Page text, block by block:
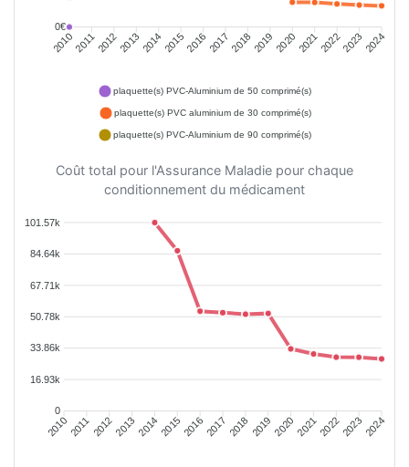
0€
201020112012201320142015201620172018201920202021202220232024
plaquette(s) PVC-Aluminium de 50 comprimé(s)
plaquette(s) PVC aluminium de 30 comprimé(s)
plaquette(s) PVC-Aluminium de 90 comprimé(s)
Coût total pour l'Assurance Maladie pour chaque
conditionnement du médicament
101.57k
84.64k
67.71k
50.78k
33.86k
16.93k
0
20102011201220132014201520162017 2018 201920202021202220232024